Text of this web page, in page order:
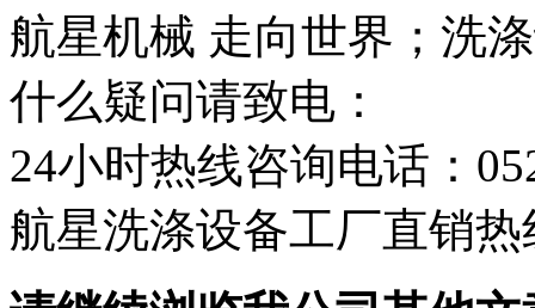
航星机械 走向世界；洗
什么疑问请致电：
24小时热线咨询电话：
航星洗涤设备工厂直销热